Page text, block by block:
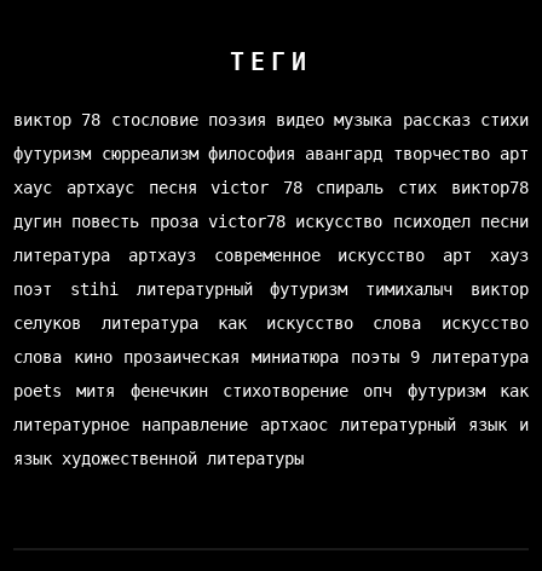
ТЕГИ
виктор 78 стословие поэзия видео музыка рассказ стихи
футуризм
сюрреализм философия авангард творчество арт
хаус
артхаус песня victor 78 спираль стих
виктор78
дугин повесть проза victor78 искусство психодел песни
литература
артхауз современное искусство
арт хауз
поэт
stihi литературный футуризм тимихалыч
виктор
селуков
литература как искусство слова
искусство
слова
кино прозаическая миниатюра поэты
9 литература
poets
митя фенечкин стихотворение опч
футуризм как
литературное направление
артхаос
литературный язык и
язык художественной литературы